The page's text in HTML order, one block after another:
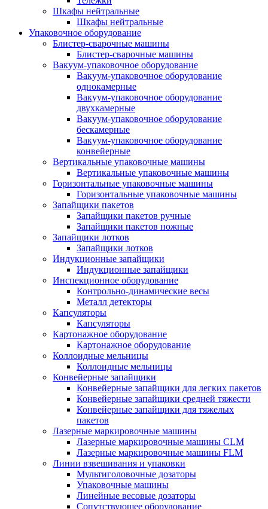
Шкафы нейтральные
Шкафы нейтральные
Упаковочное оборудование
Блистер-сварочные машины
Блистер-сварочные машины
Вакуум-упаковочное оборудование
Вакуум-упаковочное оборудование
однокамерные
Вакуум-упаковочное оборудование
двухкамерные
Вакуум-упаковочное оборудование
беcкамерные
Вакуум-упаковочное оборудование
конвейерные
Вертикальные упаковочные машины
Вертикальные упаковочные машины
Горизонтальные упаковочные машины
Горизонтальные упаковочные машины
Запайщики пакетов
Запайщики пакетов ручные
Запайщики пакетов ножные
Запайщики лотков
Запайщики лотков
Индукционные запайщики
Индукционные запайщики
Инспекционное оборудование
Контрольно-динамические весы
Металл детекторы
Капсуляторы
Капсуляторы
Картонажное оборудование
Картонажное оборудование
Коллоидные мельницы
Коллоидные мельницы
Конвейерные запайщики
Конвейерные запайщики для легких пакетов
Конвейерные запайщики средней тяжести
Конвейерные запайщики для тяжелых
пакетов
Лазерные маркировочные машины
Лазерные маркировочные машины CLM
Лазерные маркировочные машины FLM
Линии взвешивания и упаковки
Мультиголовочные дозаторы
Упаковочные машины
Линейные весовые дозаторы
Сопутствующее оборудование